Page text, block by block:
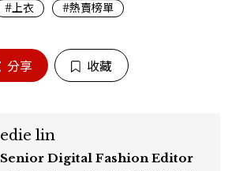
#上衣 #熱賣榜單
分享 收藏
edie lin
Senior Digital Fashion Editor